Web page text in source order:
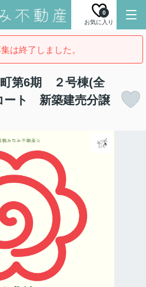
お気に入り
0
は終了しました。
町第6期 ２号棟(全
ート 新築建売分譲